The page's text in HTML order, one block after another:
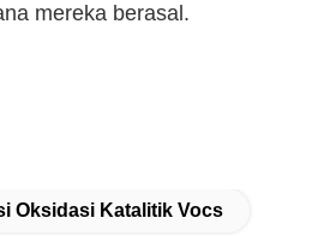
mereka berasal.
Oksidasi Katalitik Vocs